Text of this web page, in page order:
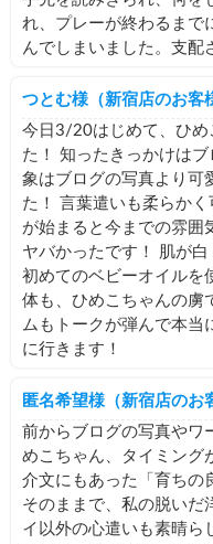
れ、プレーが終わるまで
んでしまいました。支配
つとむ様（新宿店のお客
今日3/20はじめて、ひめ
た！ 知ったきっかけは
象はブログの写真より可
た！ 言葉遣いも柔らか
が始まると今までの雰囲
ヤバかったです！ 肌が白
初めてのベビーオイルを
体も、ひめこちゃんの虜
ムもトークが弾んで本当
に行きます！
匿名希望様（新宿店のお
前からブログの写真やワ
めこちゃん、タイミング
介文にもあった「育ちの
そのままで、私の脱いだ
イ以外の心遣いも素晴ら